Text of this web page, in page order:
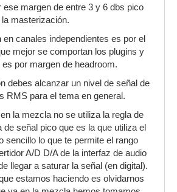
ese margen de entre 3 y 6 dbs pico
masterización.
en canales independientes es por el
mejor se comportan los plugins y
por margen de headroom.
debes alcanzar un nivel de señal de
RMS para el tema en general.
la mezcla no se utiliza la regla de
señal pico que es la que utiliza el
sencillo lo que te permite el rango
A/D D/A de la interfaz de audio
llegar a saturar la señal (en digital).
estamos haciendo es olvidarnos